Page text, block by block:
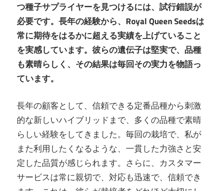
つ種子サプライヤーを見つけるには、試行錯誤が
必要です。長年の経験から、Royal Queen Seedsは
常に期待をはるかに超える実績を上げていること
を実感しています。彼らの遺伝子は堅実で、品種
も素晴らしく、その結果は毎回その実力を物語っ
ています。
長年の顧客として、信頼できる定番品種から刺激
的な新しいハイブリッドまで、多くの品種で素晴
らしい経験をしてきました。毎回の栽培で、私が
また利用したくなるような、一貫した力強さと安
定した品質が感じられます。さらに、カスタマー
サービスは常に親切で、対応も迅速で、信頼でき